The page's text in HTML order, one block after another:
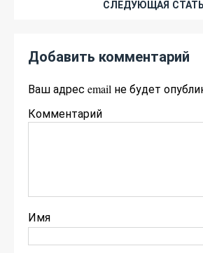
СЛЕДУЮЩАЯ
Добавить комментарий
Ваш адрес email не будет
Комментарий
Имя